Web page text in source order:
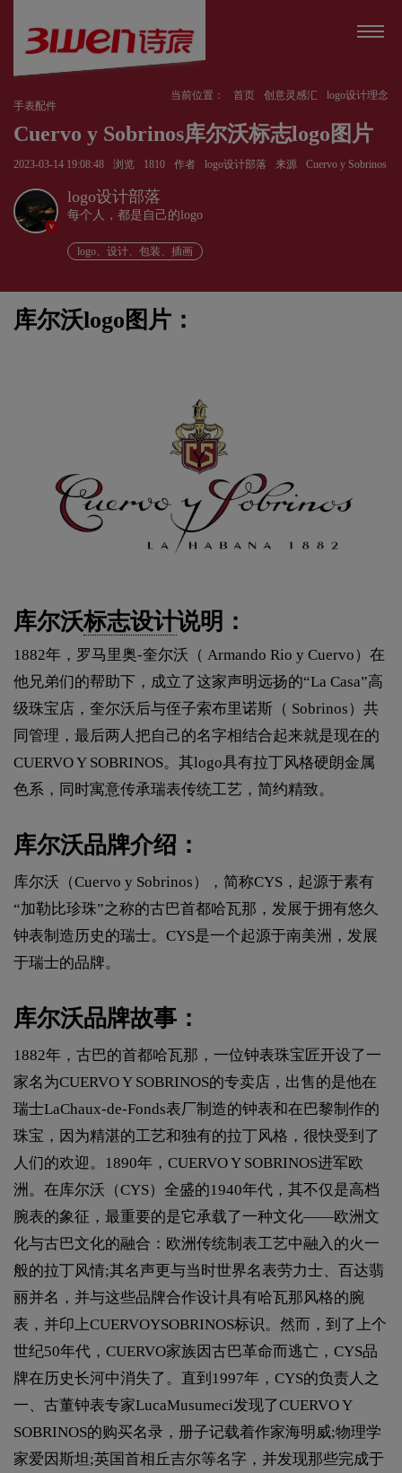
当前位置： 首页 创意灵感汇
logo设计理念
手表配件
Cuervo y Sobrinos库尔沃标志logo图片
2023-03-14 19:08:48 浏览 1810 作者 logo设计部落 来源 Cuervo y Sobrinos
v
logo设计部落
每个人，都是自己的logo
logo、设计、包装、插画
库尔沃logo图片：
库尔沃标志设计说明：
1882年，罗马里奥-奎尔沃（ Armando Rio y Cuervo）在
他兄弟们的帮助下，成立了这家声明远扬的“La Casa”高
级珠宝店，奎尔沃后与侄子索布里诺斯（ Sobrinos）共
同管理，最后两人把自己的名字相结合起来就是现在的
CUERVO Y SOBRINOS。其logo具有拉丁风格硬朗金属
色系，同时寓意传承瑞表传统工艺，简约精致。
库尔沃品牌介绍：
库尔沃（Cuervo y Sobrinos），简称CYS，起源于素有
“加勒比珍珠”之称的古巴首都哈瓦那，发展于拥有悠久
钟表制造历史的瑞士。CYS是一个起源于南美洲，发展
于瑞士的品牌。
库尔沃品牌故事：
1882年，古巴的首都哈瓦那，一位钟表珠宝匠开设了一
家名为CUERVO Y SOBRINOS的专卖店，出售的是他在
瑞士LaChaux-de-Fonds表厂制造的钟表和在巴黎制作的
珠宝，因为精湛的工艺和独有的拉丁风格，很快受到了
人们的欢迎。1890年，CUERVO Y SOBRINOS进军欧
洲。在库尔沃（CYS）全盛的1940年代，其不仅是高档
腕表的象征，最重要的是它承载了一种文化——欧洲文
化与古巴文化的融合：欧洲传统制表工艺中融入的火一
般的拉丁风情;其名声更与当时世界名表劳力士、百达翡
丽并名，并与这些品牌合作设计具有哈瓦那风格的腕
表，并印上CUERVOYSOBRINOS标识。然而，到了上个
世纪50年代，CUERVO家族因古巴革命而逃亡，CYS品
牌在历史长河中消失了。直到1997年，CYS的负责人之
一、古董钟表专家LucaMusumeci发现了CUERVO Y
SOBRINOS的购买名录，册子记载着作家海明威;物理学
家爱因斯坦;英国首相丘吉尔等名字，并发现那些完成于